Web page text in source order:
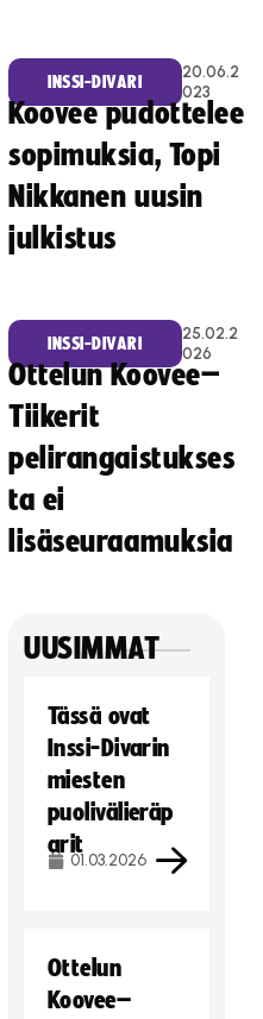
INSSI-DIVARI
20.06.2
023
Koovee pudottelee
sopimuksia, Topi
Nikkanen uusin
julkistus
INSSI-DIVARI
25.02.2
026
Ottelun Koovee–
Tiikerit
pelirangaistukses
ta ei
lisäseuraamuksia
UUSIMMAT
Tässä ovat
Inssi-Divarin
miesten
puolivälieräp
arit
01.03.2026
Ottelun
Koovee–